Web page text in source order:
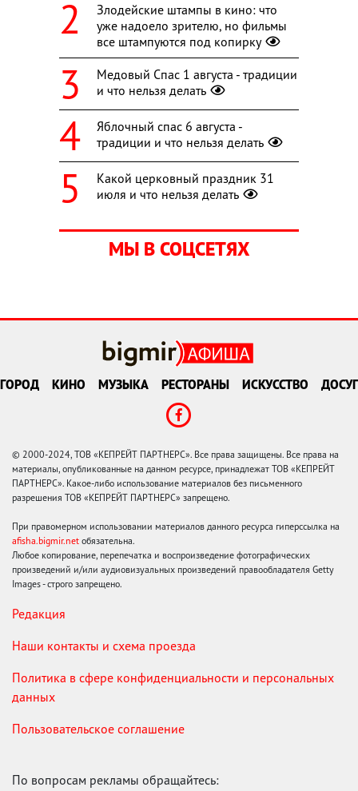
Злодейские штампы в кино: что
уже надоело зрителю, но фильмы
все штампуются под копирку
Медовый Спас 1 августа - традиции
и что нельзя делать
Яблочный спас 6 августа -
традиции и что нельзя делать
Какой церковный праздник 31
июля и что нельзя делать
МЫ В СОЦСЕТЯХ
ГОРОД КИНО МУЗЫКА РЕСТОРАНЫ ИСКУССТВО ДОСУГ
© 2000-2024, ТОВ «КЕПРЕЙТ ПАРТНЕРС». Все права защищены. Все права на
материалы, опубликованные на данном ресурсе, принадлежат ТОВ «КЕПРЕЙТ
ПАРТНЕРС». Какое-либо использование материалов без письменного
разрешения ТОВ «КЕПРЕЙТ ПАРТНЕРС» запрещено.
При правомерном использовании материалов данного ресурса гиперссылка на
afisha.bigmir.net обязательна.
Любое копирование, перепечатка и воспроизведение фотографических
произведений и/или аудиовизуальных произведений правообладателя Getty
Images - строго запрещено.
Редакция
Наши контакты и схема проезда
Политика в сфере конфиденциальности и персональных
данных
Пользовательское соглашение
По вопросам рекламы обращайтесь: